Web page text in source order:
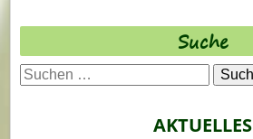
Suche
Suchen
nach:
AKTUELLES